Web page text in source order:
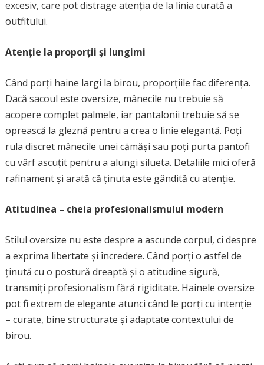
excesiv, care pot distrage atenția de la linia curată a
outfitului.
Atenție la proporții și lungimi
Când porți haine largi la birou, proporțiile fac diferența.
Dacă sacoul este oversize, mânecile nu trebuie să
acopere complet palmele, iar pantalonii trebuie să se
oprească la gleznă pentru a crea o linie elegantă. Poți
rula discret mânecile unei cămăși sau poți purta pantofi
cu vârf ascuțit pentru a alungi silueta. Detaliile mici oferă
rafinament și arată că ținuta este gândită cu atenție.
Atitudinea – cheia profesionalismului modern
Stilul oversize nu este despre a ascunde corpul, ci despre
a exprima libertate și încredere. Când porți o astfel de
ținută cu o postură dreaptă și o atitudine sigură,
transmiți profesionalism fără rigiditate. Hainele oversize
pot fi extrem de elegante atunci când le porți cu intenție
– curate, bine structurate și adaptate contextului de
birou.